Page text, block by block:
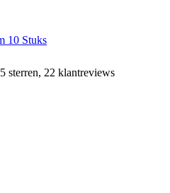
10 Stuks
sterren, 22 klantreviews